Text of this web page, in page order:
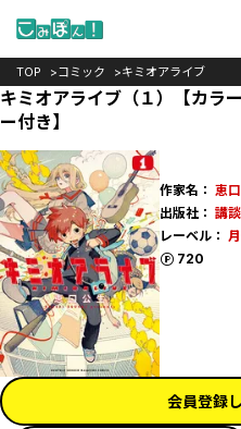
TOP コミック キミオアライブ
キミオアライブ（１）【カラ
ー付き】
作家名： 恵
出版社： 講
レーベル：
720
ポイント
会員登録